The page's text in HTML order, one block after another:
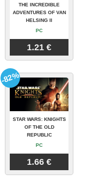
THE INCREDIBLE
ADVENTURES OF VAN
HELSING II
PC
1.21 €
STAR WARS: KNIGHTS
OF THE OLD
REPUBLIC
PC
1.66 €
-82%